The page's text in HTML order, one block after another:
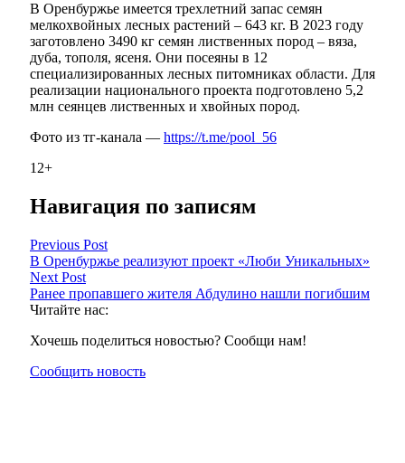
В Оренбуржье имеется трехлетний запас семян
мелкохвойных лесных растений – 643 кг. В 2023 году
заготовлено 3490 кг семян лиственных пород – вяза,
дуба, тополя, ясеня. Они посеяны в 12
специализированных лесных питомниках области. Для
реализации национального проекта подготовлено 5,2
млн сеянцев лиственных и хвойных пород.
Фото из тг-канала — https://t.me/pool_56
12+
Навигация по записям
Previous Post
В Оренбуржье реализуют проект «Люби Уникальных»
Next Post
Ранее пропавшего жителя Абдулино нашли погибшим
Читайте нас:
Хочешь поделиться новостью? Сообщи нам!
Сообщить новость